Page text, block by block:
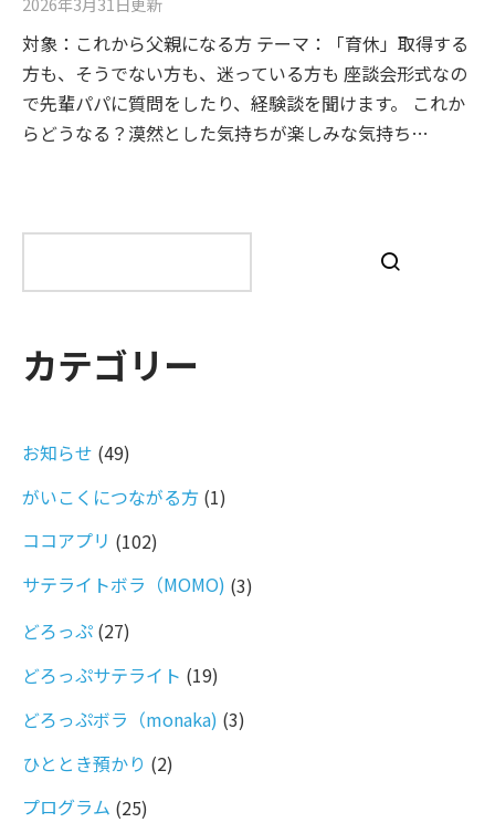
対象：これから父親になる方 テーマ：「育休」取得する
方も、そうでない方も、迷っている方も 座談会形式なの
で先輩パパに質問をしたり、経験談を聞けます。 これか
らどうなる？漠然とした気持ちが楽しみな気持ち…
カテゴリー
お知らせ (49)
がいこくにつながる方 (1)
ココアプリ (102)
サテライトボラ（MOMO) (3)
どろっぷ (27)
どろっぷサテライト (19)
どろっぷボラ（monaka) (3)
ひととき預かり (2)
プログラム (25)